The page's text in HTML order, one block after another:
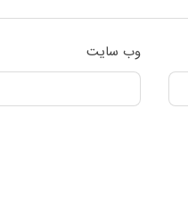
وب‌ سایت